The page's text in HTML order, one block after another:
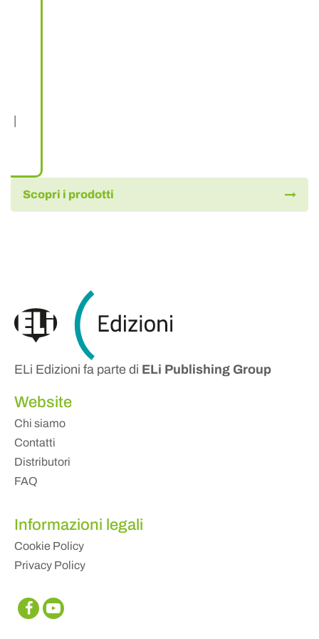
Scopri i prodotti
ELi Edizioni fa parte di ELi Publishing Group
Website
Chi siamo
Contatti
Distributori
FAQ
Informazioni legali
Cookie Policy
Privacy Policy